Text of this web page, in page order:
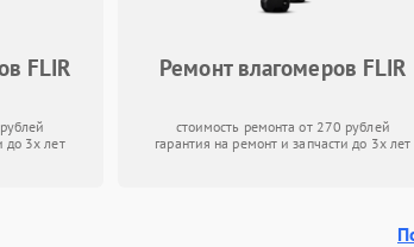
FLIR
до 3х лет
Ремонт влагомеров FLIR
стоимость ремонта от 270 рублей
гарантия на ремонт и запчасти до 3х лет